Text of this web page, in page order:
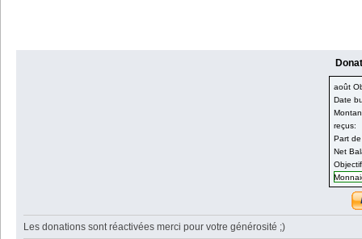
août
Date
reçus:
Part
Net
Les donations sont réactivées merci pour votre générosité ;)